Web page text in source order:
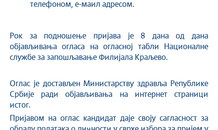
телефоном, е-маил адресом.
Рок за подношење пријава је 8 дана од дана
објављивања огласа на огласној табли Националне
службе за запошљавање Филијала Краљево.
Оглас је достављен Министарству здравља Републике
Србије ради објављивања на интернет страници
истог.
Пријавом на оглас кандидат даје своју сагласност за